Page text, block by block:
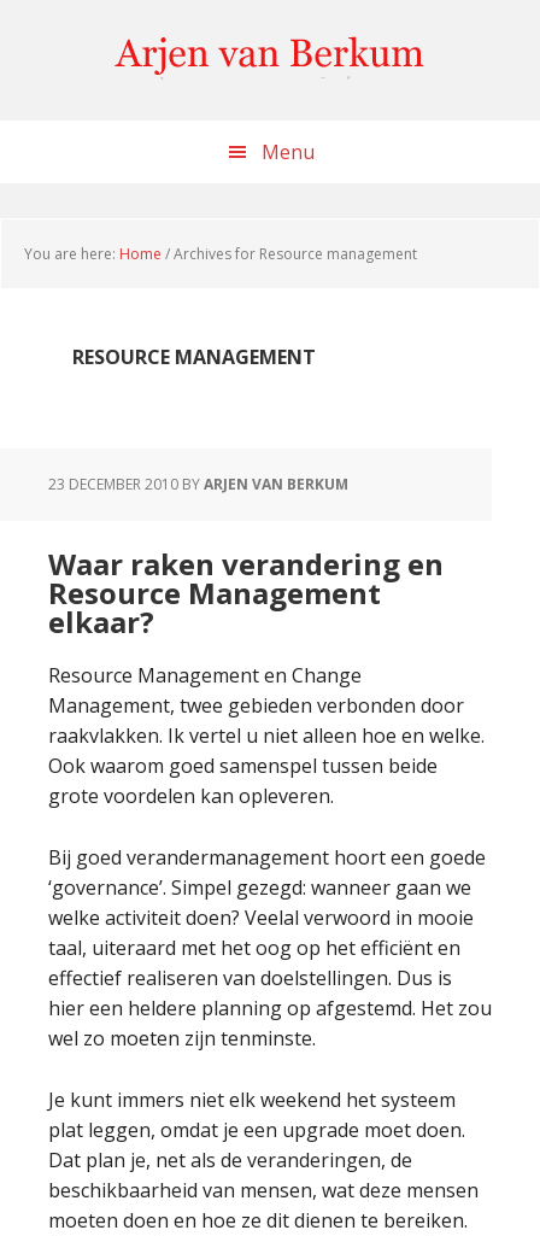
Menu
You are here: Home /Archives for Resource management
RESOURCE MANAGEMENT
23 DECEMBER 2010 BYARJEN VAN BERKUM
Waar raken verandering en
Resource Management
elkaar?
Resource Management en Change
Management, twee gebieden verbonden door
raakvlakken. Ik vertel u niet alleen hoe en welke.
Ook waarom goed samenspel tussen beide
grote voordelen kan opleveren.
Bij goed verandermanagement hoort een goede
‘governance’. Simpel gezegd: wanneer gaan we
welke activiteit doen? Veelal verwoord in mooie
taal, uiteraard met het oog op het efficiënt en
effectief realiseren van doelstellingen. Dus is
hier een heldere planning op afgestemd. Het zou
wel zo moeten zijn tenminste.
Je kunt immers niet elk weekend het systeem
plat leggen, omdat je een upgrade moet doen.
Dat plan je, net als de veranderingen, de
beschikbaarheid van mensen, wat deze mensen
moeten doen en hoe ze dit dienen te bereiken.